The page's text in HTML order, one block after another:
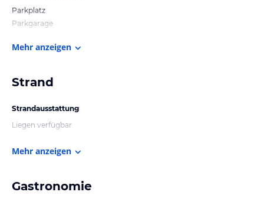
Parkplatz
Parkgarage
Mehr anzeigen
Strand
Strandausstattung
Liegen verfügbar
Mehr anzeigen
Gastronomie